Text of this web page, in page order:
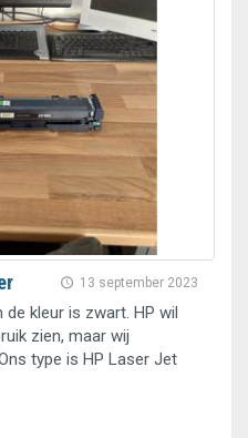
13 september 2023
kleur is zwart. HP wil
zien, maar wij
type is HP Laser Jet